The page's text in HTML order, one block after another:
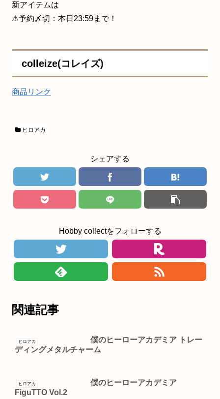
新アイテムは
⚠予約〆切：本日23:59まで！
colleize(コレイズ)
商品リンク
ヒロアカ
シェアする
Hobby collectをフォローする
関連記事
ヒロアカ
僕のヒーローアカデミア トレー
ディングメタルチャーム
ヒロアカ
僕のヒーローアカデミア
FiguTTO Vol.2